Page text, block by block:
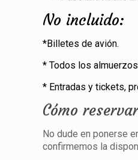
No incluido:
*Billetes de avión.
* Todos los
* Entradas y tickets,
Cómo
No dude en ponerse
confirmemos la